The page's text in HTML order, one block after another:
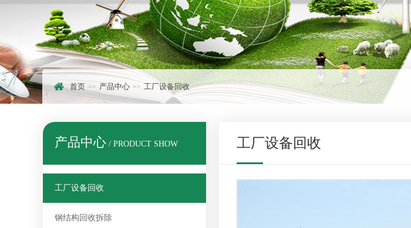
首页 产品中心 工厂设备回收
产品中心 / PRODUCT SHOW
工厂设备回收
钢结构回收拆除
工厂设备回收